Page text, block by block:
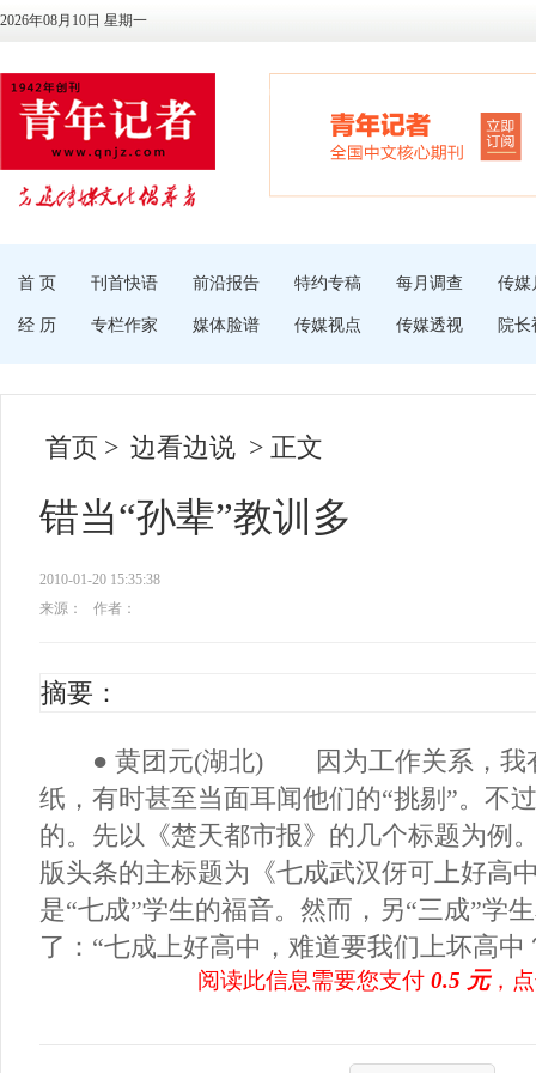
2026年08月10日 星期一
首 页 刊首快语 前沿报告 特约专稿 每月调查 传媒
经 历 专栏作家 媒体脸谱 传媒视点 传媒透视 院长
首页 > 边看边说 > 正文
错当“孙辈”教训多
2010-01-20 15:35:38
来源：
作者：
摘要：
● 黄团元(湖北) 因为工作关系，我有
纸，有时甚至当面耳闻他们的“挑剔”。不
的。先以《楚天都市报》的几个标题为
版头条的主标题为《七成武汉伢可上好高
是“七成”学生的福音。然而，另“三成”学
了：“七成上好高中，难道要我们上坏高中
阅读此信息需要您支付 0.5 元，